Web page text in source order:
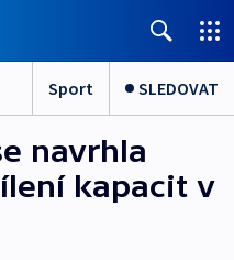
Sport SLEDOVAT
navrhla
kapacit v